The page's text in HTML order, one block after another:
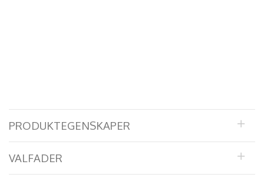
PRODUKTEGENSKAPER
VALFADER